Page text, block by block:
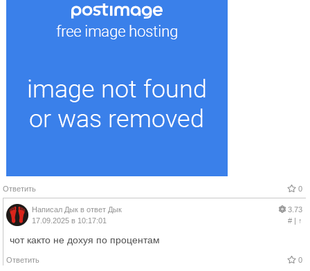
Ответить 0
Написал Дык в ответ Дык
17.09.2025 в 10:17:01
3.73
#| ↑
чот както не дохуя по процентам
Ответить 0